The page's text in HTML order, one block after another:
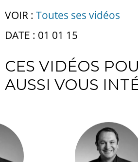
VOIR : Toutes ses vidéos
DATE : 01 01 15
CES VIDÉOS
AUSSI VOUS